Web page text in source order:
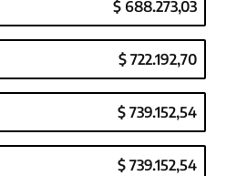
$ 688.273,03
$ 722.192,70
$ 739.152,54
$ 739.152,54